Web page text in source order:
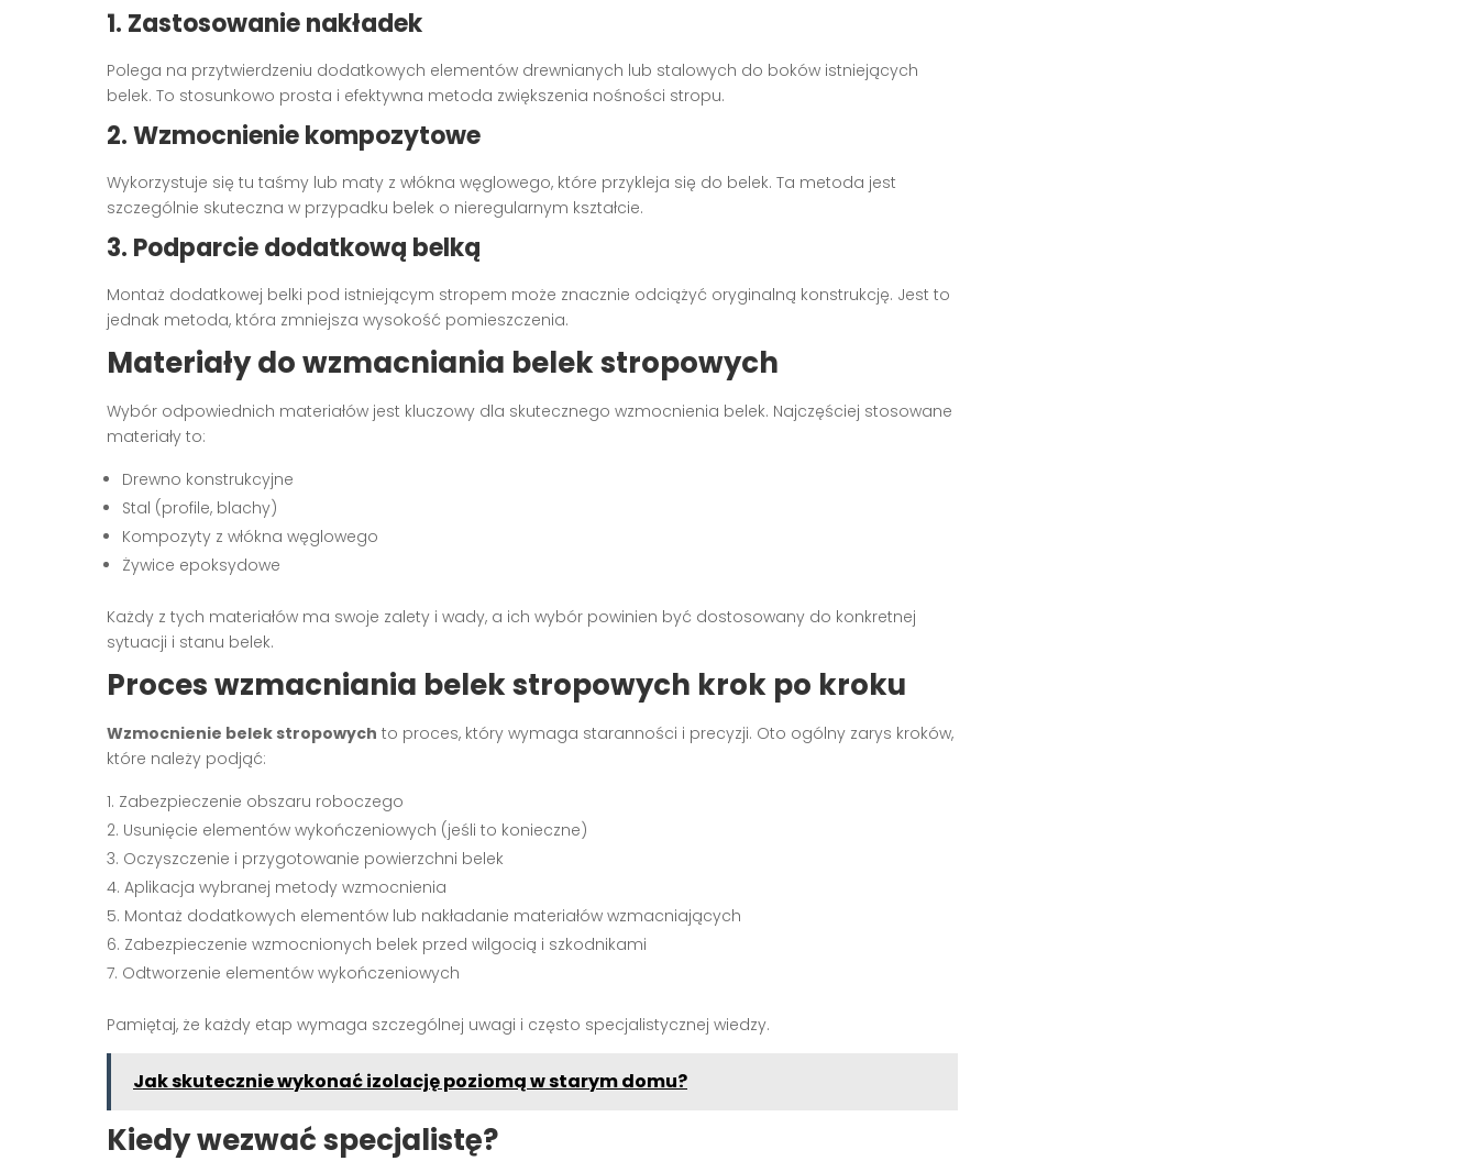
1. Zastosowanie nakładek
Polega na przytwierdzeniu dodatkowych elementów drewnianych lub stalowych do boków istniejących
belek. To stosunkowo prosta i efektywna metoda zwiększenia nośności stropu.
2. Wzmocnienie kompozytowe
Wykorzystuje się tu taśmy lub maty z włókna węglowego, które przykleja się do belek. Ta metoda jest
szczególnie skuteczna w przypadku belek o nieregularnym kształcie.
3. Podparcie dodatkową belką
Montaż dodatkowej belki pod istniejącym stropem może znacznie odciążyć oryginalną konstrukcję. Jest to
jednak metoda, która zmniejsza wysokość pomieszczenia.
Materiały do wzmacniania belek stropowych
Wybór odpowiednich materiałów jest kluczowy dla skutecznego wzmocnienia belek. Najczęściej stosowane
materiały to:
Drewno konstrukcyjne
Stal (profile, blachy)
Kompozyty z włókna węglowego
Żywice epoksydowe
Każdy z tych materiałów ma swoje zalety i wady, a ich wybór powinien być dostosowany do konkretnej
sytuacji i stanu belek.
Proces wzmacniania belek stropowych krok po kroku
Wzmocnienie belek stropowych to proces, który wymaga staranności i precyzji. Oto ogólny zarys kroków,
które należy podjąć:
Zabezpieczenie obszaru roboczego
Usunięcie elementów wykończeniowych (jeśli to konieczne)
Oczyszczenie i przygotowanie powierzchni belek
Aplikacja wybranej metody wzmocnienia
Montaż dodatkowych elementów lub nakładanie materiałów wzmacniających
Zabezpieczenie wzmocnionych belek przed wilgocią i szkodnikami
Odtworzenie elementów wykończeniowych
Pamiętaj, że każdy etap wymaga szczególnej uwagi i często specjalistycznej wiedzy.
Jak skutecznie wykonać izolację poziomą w starym domu?
Kiedy wezwać specjalistę?